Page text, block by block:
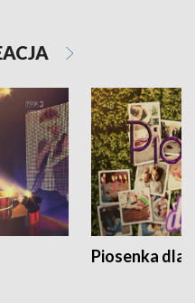
Piosenka dla